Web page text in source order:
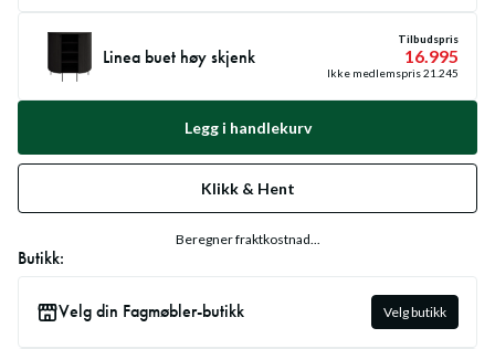
Linea buet høy skjenk
Tilbudspris
16.995
Ikke medlemspris21.245
Legg i handlekurv
Klikk & Hent
Beregner fraktkostnad...
Butikk:
Velg din Fagmøbler-butikk Velg butikk